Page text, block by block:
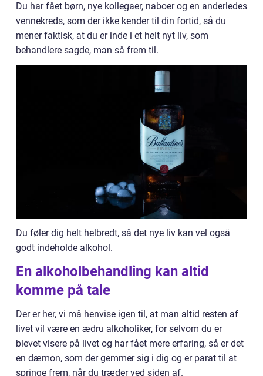
Du har fået børn, nye kollegaer, naboer og en anderledes
vennekreds, som der ikke kender til din fortid, så du
mener faktisk, at du er inde i et helt nyt liv, som
behandlere sagde, man så frem til.
Du føler dig helt helbredt, så det nye liv kan vel også
godt indeholde alkohol.
En alkoholbehandling kan altid
komme på tale
Der er her, vi må henvise igen til, at man altid resten af
livet vil være en ædru alkoholiker, for selvom du er
blevet visere på livet og har fået mere erfaring, så er det
en dæmon, som der gemmer sig i dig og er parat til at
springe frem, når du træder ved siden af.